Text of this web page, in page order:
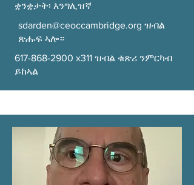
ቋንቋታት፡ እንግሊዝኛ
sdarden@ceoccambridge.org ዝብል
ጽሑፍ ኣሎ።
617-868-2900 x311 ዝብል ቁጽሪ ንምርካብ
ይከኣል